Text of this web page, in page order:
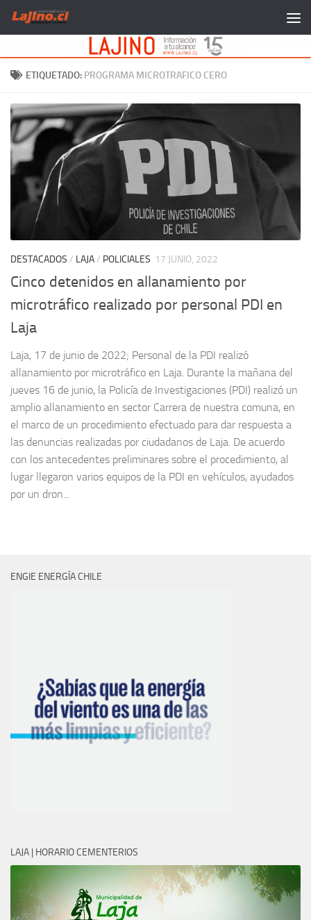
Saltar al contenido
ETIQUETADO: PROGRAMA MICROTRAFICO CERO
DESTACADOS / LAJA/ POLICIALES 17 JUNIO, 2022
Cinco detenidos en allanamiento por
microtráfico realizado por personal PDI en
Laja
Laja, 17 de junio de 2022; Personal de la PDI realizó
allanamiento por microtráfico en Laja. Durante la mañana del
jueves 16 de junio, la Policía de Investigaciones (PDI) realizó un
amplio allanamiento en sector Carrera de nuestra comuna, en
el marco de un procedimiento efectuado para dar respuesta a
las denuncias realizadas por ciudadanos de Laja. De acuerdo
con los antecedentes preliminares sobre el procedimiento, al
lugar llegaron varios equipos de la PDI en vehículos, ayudados
por un dron...
ENGIE ENERGÍA CHILE
LAJA | HORARIO CEMENTERIOS